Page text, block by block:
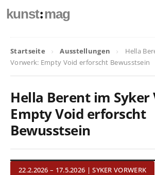
kunst:mag
Startseite Ausstellungen
Hella
Vorwerk: Empty Void erforscht Bewusstsein
Hella Berent im
Empty Void erforscht
Bewusstsein
22.2.2026 – 17.5.2026 | SYKER VORWERK